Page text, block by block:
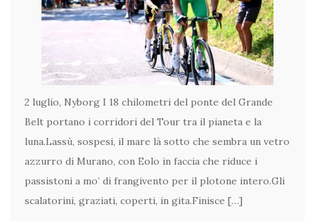
2 luglio, Nyborg I 18 chilometri del ponte del Grande
Belt portano i corridori del Tour tra il pianeta e la
luna.Lassù, sospesi, il mare là sotto che sembra un vetro
azzurro di Murano, con Eolo in faccia che riduce i
passistoni a mo’ di frangivento per il plotone intero.Gli
scalatorini, graziati, coperti, in gita.Finisce […]